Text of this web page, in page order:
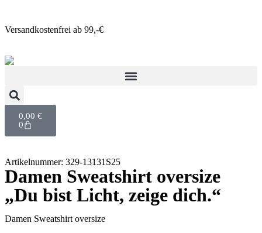
Versandkostenfrei ab 99,-€
0,00 €
0
Artikelnummer: 329-13131S25
Damen Sweatshirt oversize
„Du bist Licht, zeige dich.“
Damen Sweatshirt oversize